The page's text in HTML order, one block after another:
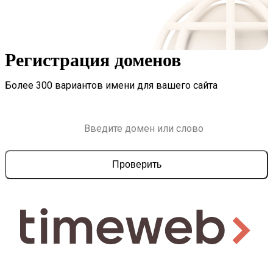
Регистрация доменов
Более 300 вариантов имени для вашего сайта
Проверить